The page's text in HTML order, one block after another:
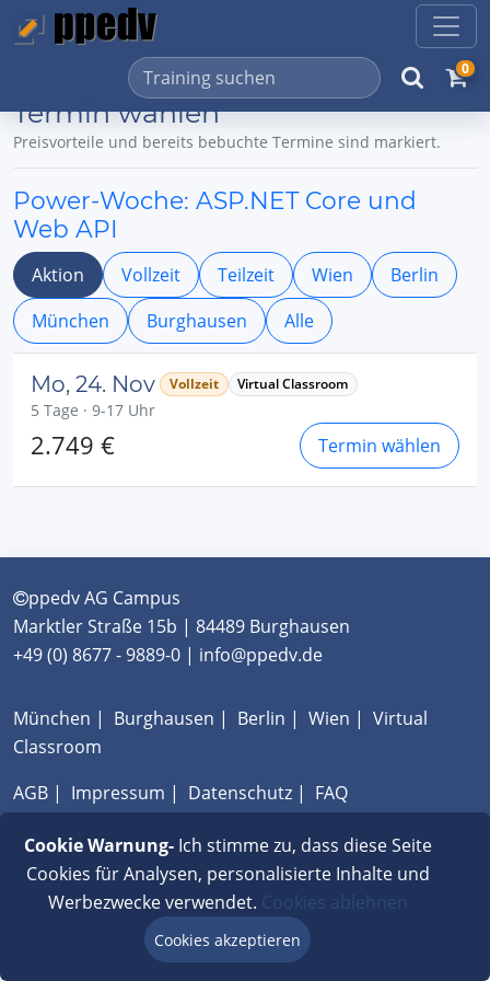
0
Termin wählen
Preisvorteile und bereits bebuchte Termine sind markiert.
Power-Woche: ASP.NET Core und
Web API
Aktion Vollzeit Teilzeit Wien
Berlin
München
Burghausen Alle
Mo, 24. Nov Vollzeit Virtual Classroom
5 Tage · 9-17 Uhr
2.749 € Termin wählen
ppedv AG Campus
Marktler Straße 15b | 84489 Burghausen
+49 (0) 8677 - 9889-0 | info@ppedv.de
München | Burghausen | Berlin | Wien | Virtual
Classroom
AGB | Impressum | Datenschutz | FAQ
Cookie Warnung-Ich stimme zu, dass diese Seite
Cookies für Analysen, personalisierte Inhalte und
Werbezwecke verwendet. Cookies ablehnen
Cookies akzeptieren